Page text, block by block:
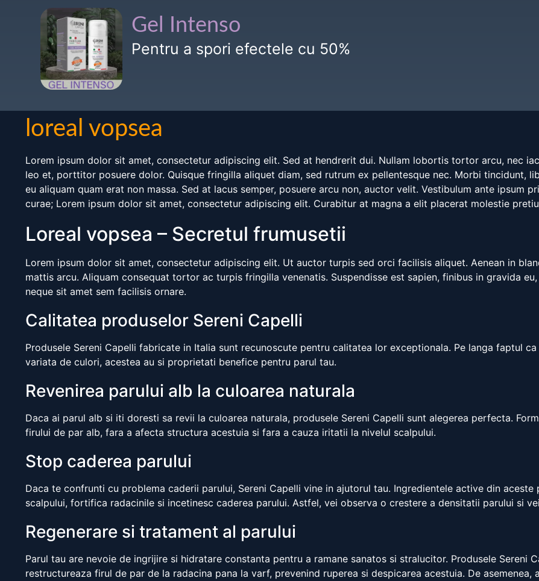
Gel Intenso
Pentru a spori efectele cu 50%
loreal vopsea
Lorem ipsum dolor sit amet, consectetur adipiscing elit. Sed at hendrerit dui. Nullam lobortis tortor arcu, nec
leo et, porttitor posuere dolor. Quisque fringilla aliquet diam, sed rutrum ex pellentesque nec. Morbi tincidunt,
eu aliquam quam erat non massa. Sed at lacus semper, posuere arcu non, auctor velit. Vestibulum ante ipsum
curae; Lorem ipsum dolor sit amet, consectetur adipiscing elit. Curabitur at magna a elit placerat molestie
Loreal vopsea – Secretul frumusetii
Lorem ipsum dolor sit amet, consectetur adipiscing elit. Ut auctor turpis sed orci facilisis aliquet. Aenean in
mattis arcu. Aliquam consequat tortor ac turpis fringilla venenatis. Suspendisse est sapien, finibus in gravida
neque sit amet sem facilisis ornare.
Calitatea produselor Sereni Capelli
Produsele Sereni Capelli fabricate in Italia sunt recunoscute pentru calitatea lor exceptionala. Pe langa faptul
variata de culori, acestea au si proprietati benefice pentru parul tau.
Revenirea parului alb la culoarea naturala
Daca ai parul alb si iti doresti sa revii la culoarea naturala, produsele Sereni Capelli sunt alegerea perfecta.
firului de par alb, fara a afecta structura acestuia si fara a cauza iritatii la nivelul scalpului.
Stop caderea parului
Daca te confrunti cu problema caderii parului, Sereni Capelli vine in ajutorul tau. Ingredientele active din
scalpului, fortifica radacinile si incetinesc caderea parului. Astfel, vei observa o crestere a densitatii parului si
Regenerare si tratament al parului
Parul tau are nevoie de ingrijire si hidratare constanta pentru a ramane sanatos si stralucitor. Produsele Sereni
restructureaza firul de par de la radacina pana la varf, prevenind ruperea si despicarea acestuia. De